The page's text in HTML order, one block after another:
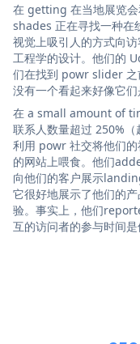
在 getting 在当地展览
shades 正在寻找一种
视觉上吸引人的方式向
工程学的设计。他们的
们在找到 powr slider
没有一个看起来好像它
在 a small amount of
联系人数量超过 250%
利用 powr 社交将他们
的网站上喂食。他们
向他们的客户展示
它很好地展示了他们的
验。事实上，他们
互的访问者的参与时间